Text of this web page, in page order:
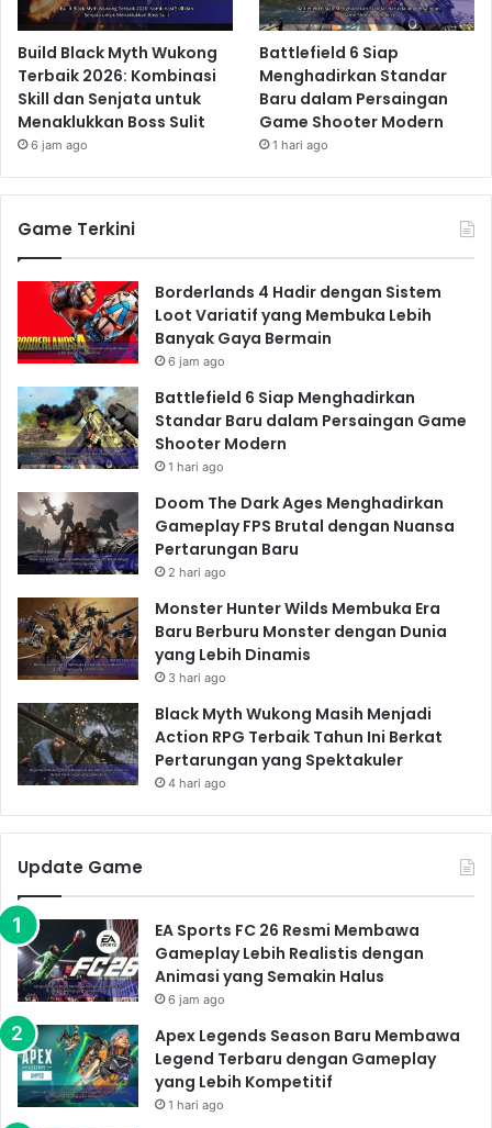
Build Black Myth Wukong
Terbaik 2026: Kombinasi
Skill dan Senjata untuk
Menaklukkan Boss Sulit
6 jam ago
Battlefield 6 Siap
Menghadirkan Standar
Baru dalam Persaingan
Game Shooter Modern
1 hari ago
Game Terkini
Borderlands 4 Hadir dengan Sistem
Loot Variatif yang Membuka Lebih
Banyak Gaya Bermain
6 jam ago
Battlefield 6 Siap Menghadirkan
Standar Baru dalam Persaingan Game
Shooter Modern
1 hari ago
Doom The Dark Ages Menghadirkan
Gameplay FPS Brutal dengan Nuansa
Pertarungan Baru
2 hari ago
Monster Hunter Wilds Membuka Era
Baru Berburu Monster dengan Dunia
yang Lebih Dinamis
3 hari ago
Black Myth Wukong Masih Menjadi
Action RPG Terbaik Tahun Ini Berkat
Pertarungan yang Spektakuler
4 hari ago
Update Game
EA Sports FC 26 Resmi Membawa
Gameplay Lebih Realistis dengan
Animasi yang Semakin Halus
6 jam ago
Apex Legends Season Baru Membawa
Legend Terbaru dengan Gameplay
yang Lebih Kompetitif
1 hari ago